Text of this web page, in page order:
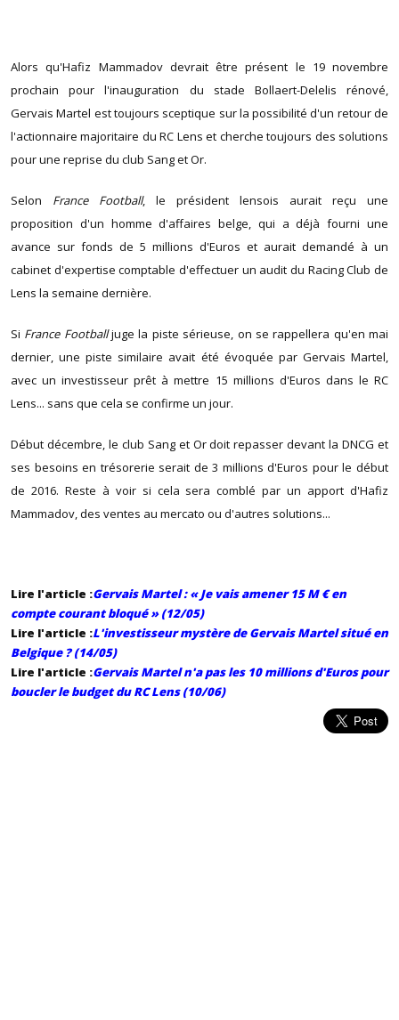
Alors qu'Hafiz Mammadov devrait être présent le 19 novembre
prochain pour l'inauguration du stade Bollaert-Delelis rénové,
Gervais Martel est toujours sceptique sur la possibilité d'un retour de
l'actionnaire majoritaire du RC Lens et cherche toujours des solutions
pour une reprise du club Sang et Or.
Selon France Football, le président lensois aurait reçu une
proposition d'un homme d'affaires belge, qui a déjà fourni une
avance sur fonds de 5 millions d'Euros et aurait demandé à un
cabinet d'expertise comptable d'effectuer un audit du Racing Club de
Lens la semaine dernière.
Si France Footballjuge la piste sérieuse, on se rappellera qu'en mai
dernier, une piste similaire avait été évoquée par Gervais Martel,
avec un investisseur prêt à mettre 15 millions d'Euros dans le RC
Lens... sans que cela se confirme un jour.
Début décembre, le club Sang et Or doit repasser devant la DNCG et
ses besoins en trésorerie serait de 3 millions d'Euros pour le début
de 2016. Reste à voir si cela sera comblé par un apport d'Hafiz
Mammadov, des ventes au mercato ou d'autres solutions...
Lire l'article :Gervais Martel : « Je vais amener 15 M € en
compte courant bloqué » (12/05)
Lire l'article :L'investisseur mystère de Gervais Martel situé en
Belgique ?(14/05)
Lire l'article :Gervais Martel n'a pas les 10 millions d'Euros pour
boucler le budget du RC Lens (10/06)